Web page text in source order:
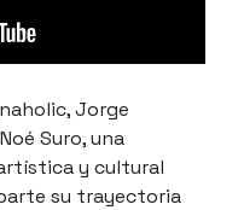
Jorge
Suro, una
y cultural
su trayectoria